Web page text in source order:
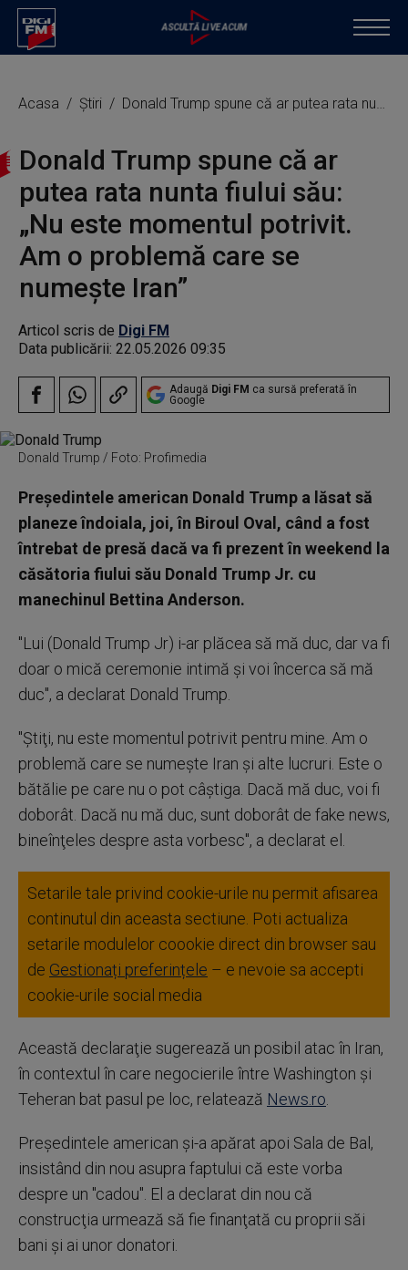
Acasa Știri Donald Trump spune că ar putea rata nunta fiului său: „Nu este momentul potrivit. Am o problemă care se numește Iran”
Donald Trump spune că ar
putea rata nunta fiului său:
„Nu este momentul potrivit.
Am o problemă care se
numește Iran”
Articol scris de Digi FM
Data publicării: 22.05.2026 09:35
Adaugă Digi FM ca sursă preferată în
Google
Donald Trump / Foto: Profimedia
Preşedintele american Donald Trump a lăsat să
planeze îndoiala, joi, în Biroul Oval, când a fost
întrebat de presă dacă va fi prezent în weekend la
căsătoria fiului său Donald Trump Jr. cu
manechinul Bettina Anderson.
"Lui (Donald Trump Jr) i-ar plăcea să mă duc, dar va fi
doar o mică ceremonie intimă şi voi încerca să mă
duc", a declarat Donald Trump.
"Ştiţi, nu este momentul potrivit pentru mine. Am o
problemă care se numeşte Iran şi alte lucruri. Este o
bătălie pe care nu o pot câştiga. Dacă mă duc, voi fi
doborât. Dacă nu mă duc, sunt doborât de fake news,
bineînţeles despre asta vorbesc", a declarat el.
Setarile tale privind cookie-urile nu permit afisarea
continutul din aceasta sectiune. Poti actualiza
setarile modulelor coookie direct din browser sau
de Gestionați preferințele – e nevoie sa accepti
cookie-urile social media
Această declaraţie sugerează un posibil atac în Iran,
în contextul în care negocierile între Washington şi
Teheran bat pasul pe loc, relatează News.ro
Preşedintele american şi-a apărat apoi Sala de Bal,
insistând din nou asupra faptului că este vorba
despre un "cadou". El a declarat din nou că
construcţia urmează să fie finanţată cu proprii săi
bani şi ai unor donatori.